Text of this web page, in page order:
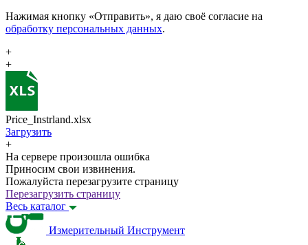
Нажимая кнопку «Отправить», я даю своё согласие на
обработку персональных данных.
+
+
Price_Instrland.xlsx
Загрузить
+
На сервере произошла ошибка
Приносим свои извинения.
Пожалуйста перезагрузите страницу
Перезагрузить страницу
Весь каталог
Измерительный Инструмент